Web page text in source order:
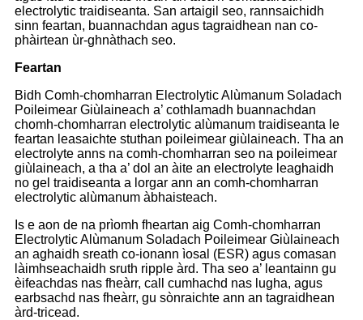
electrolytic traidiseanta. San artaigil seo, rannsaichidh
sinn feartan, buannachdan agus tagraidhean nan co-
phàirtean ùr-ghnàthach seo.
Feartan
Bidh Comh-chomharran Electrolytic Alùmanum Soladach
Poileimear Giùlaineach a’ cothlamadh buannachdan
chomh-chomharran electrolytic alùmanum traidiseanta le
feartan leasaichte stuthan poileimear giùlaineach. Tha an
electrolyte anns na comh-chomharran seo na poileimear
giùlaineach, a tha a’ dol an àite an electrolyte leaghaidh
no gel traidiseanta a lorgar ann an comh-chomharran
electrolytic alùmanum àbhaisteach.
Is e aon de na prìomh fheartan aig Comh-chomharran
Electrolytic Alùmanum Soladach Poileimear Giùlaineach
an aghaidh sreath co-ionann ìosal (ESR) agus comasan
làimhseachaidh sruth ripple àrd. Tha seo a’ leantainn gu
èifeachdas nas fheàrr, call cumhachd nas lugha, agus
earbsachd nas fheàrr, gu sònraichte ann an tagraidhean
àrd-tricead.